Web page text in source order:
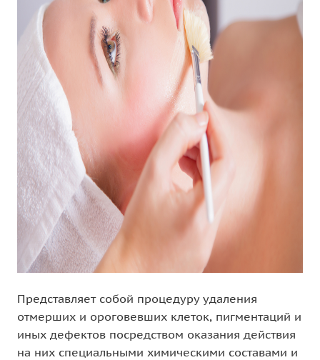
Представляет собой процедуру удаления
отмерших и ороговевших клеток, пигментаций и
иных дефектов посредством оказания действия
на них специальными химическими составами и